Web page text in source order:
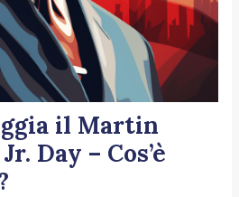
il Martin
Day – Cos’è